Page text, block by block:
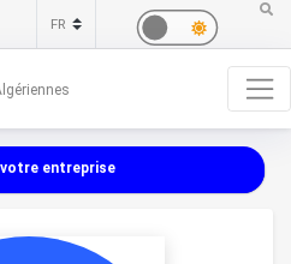
entreprise